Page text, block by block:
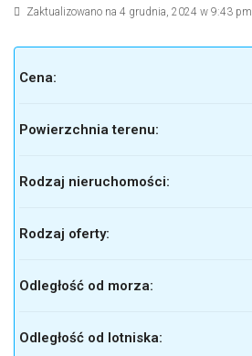
Zaktualizowano na 4 grudnia, 2024 w 9:43 pm
Cena:
Powierzchnia terenu:
Rodzaj nieruchomości:
Rodzaj oferty:
Odległość od morza:
Odległość od lotniska: